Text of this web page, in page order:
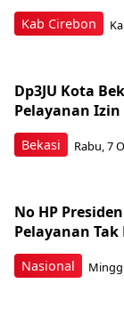
Kab Cirebon
Bekasi
Dp3JU Kota
Pelayanan
Rabu, 7
Nasional
No HP
Pelayanan Tak